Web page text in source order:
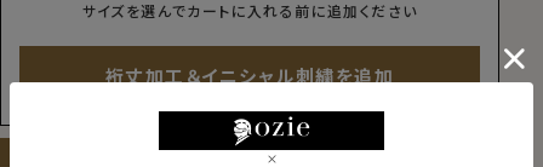
サイズを選んでカートに入れる前に追加ください
裄丈加工＆イニシャル刺繍を追加
サイズ・色を選んでカートに入れる